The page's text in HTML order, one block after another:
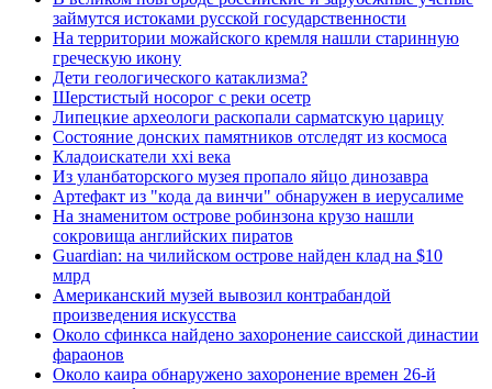
займутся истоками русской государственности
На территории можайского кремля нашли старинную
греческую икону
Дети геологического катаклизма?
Шерстистый носорог с реки осетр
Липецкие археологи раскопали сарматскую царицу
Состояние донских памятников отследят из космоса
Кладоискатели xxi века
Из уланбаторского музея пропало яйцо динозавра
Артефакт из "кода да винчи" обнаружен в иерусалиме
На знаменитом острове робинзона крузо нашли
сокровища английских пиратов
Guardian: на чилийском острове найден клад на $10
млрд
Американский музей вывозил контрабандой
произведения искусства
Около сфинкса найдено захоронение саисской династии
фараонов
Около каира обнаружено захоронение времен 26-й